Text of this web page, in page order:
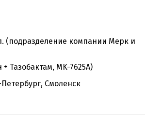
(подразделение компании Мерк и
Тазобактам, MK-7625A)
Смоленск